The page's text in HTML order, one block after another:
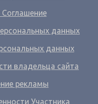
Соглашение
данных
данных
владельца сайта
рекламы
Участника